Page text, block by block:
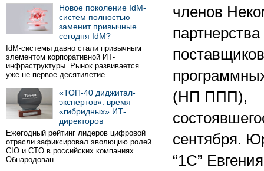
Новое поколение IdM-
систем полностью
заменит привычные
сегодня IdM?
IdM-системы давно стали привычным
элементом корпоративной ИТ-
инфраструктуры. Рынок развивается
уже не первое десятилетие …
«ТОП-40 диджитал-
экспертов»: время
«гибридных» ИТ-
директоров
Ежегодный рейтинг лидеров цифровой
отрасли зафиксировал эволюцию ролей
CIO и CTO в российских компаниях.
Обнародован …
членов
партнерства
поставщиков
(НП ППП),
сентября.
“1C”